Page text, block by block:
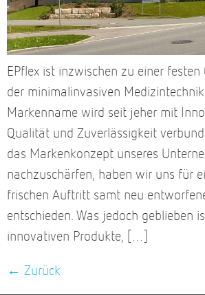
EPflex ist inzwischen zu einer festen
der minimalinvasiven
Markenname wird seit jeher mit
Qualität und Zuverlässigkeit
das Markenkonzept unseres
nachzuschärfen, haben wir uns für
frischen Auftritt samt neu
entschieden. Was jedoch geblieben
innovativen Produkte, […]
← Zurück